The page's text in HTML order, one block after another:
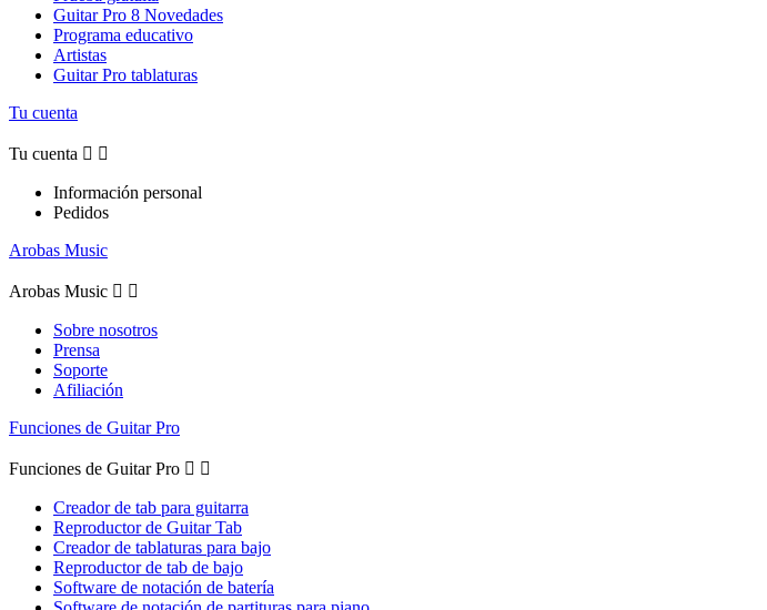
Guitar Pro 8 Novedades
Programa educativo
Artistas
Guitar Pro tablaturas
Tu cuenta
Tu cuenta  
Información personal
Pedidos
Arobas Music
Arobas Music  
Sobre nosotros
Prensa
Soporte
Afiliación
Funciones de Guitar Pro
Funciones de Guitar Pro  
Creador de tab para guitarra
Reproductor de Guitar Tab
Creador de tablaturas para bajo
Reproductor de tab de bajo
Software de notación de batería